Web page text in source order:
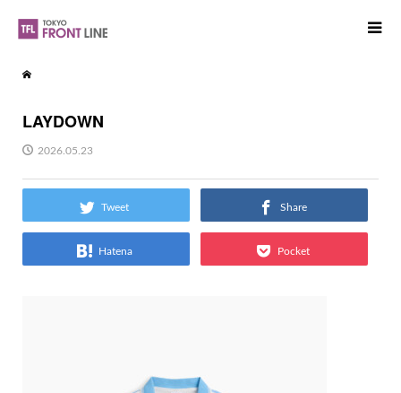
LAYDOWN
2026.05.23
Tweet Share
Hatena Pocket